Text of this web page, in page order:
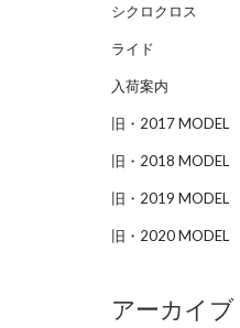
シクロクロス
ライド
入荷案内
旧・2017 MODEL
旧・2018 MODEL
旧・2019 MODEL
旧・2020 MODEL
アーカイブ